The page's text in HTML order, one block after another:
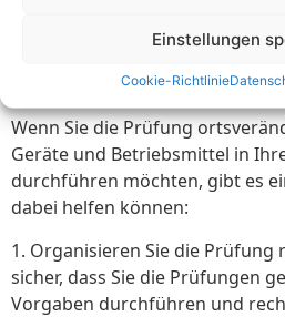
Einstellungen
Cookie-Richtlinie
ortsveränderlicher
Wenn Sie die Prüfung
Geräte und Betriebsmittel in
durchführen möchten, gibt es
dabei helfen können:
1. Organisieren Sie die Prüfung
sicher, dass Sie die Prüfungen
Vorgaben durchführen und